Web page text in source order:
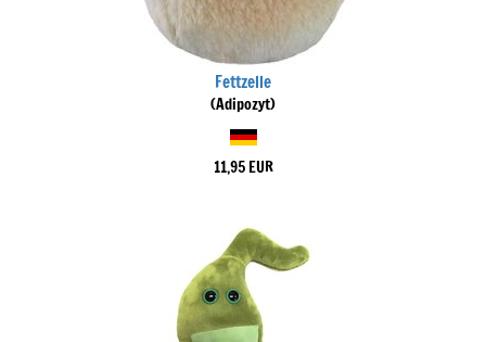
Fettzelle
(Adipozyt)
11,95 EUR